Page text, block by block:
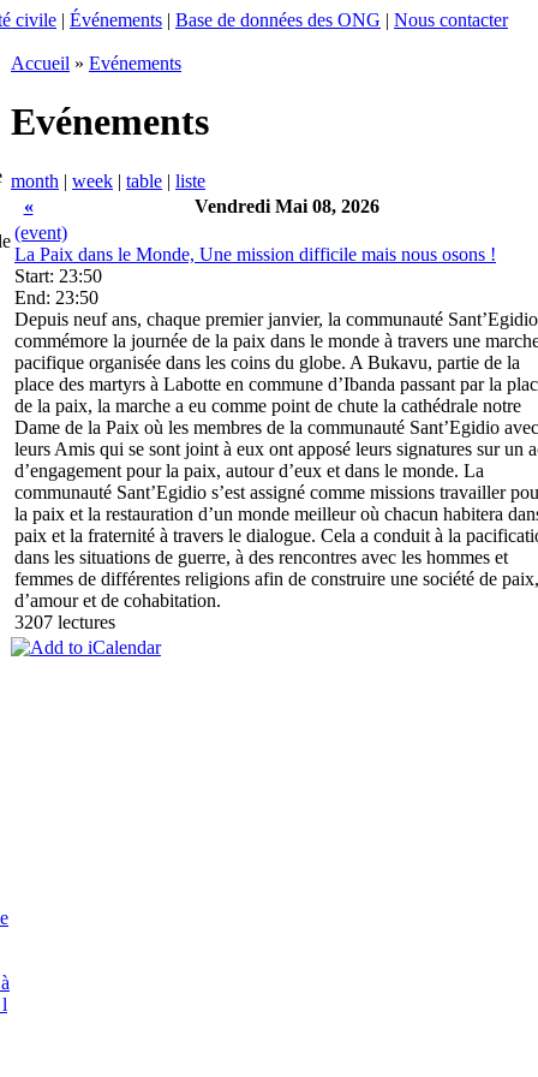
civile | Événements | Base de données des ONG | Nous contacter
l
Accueil » Evénements
Evénements
month | week | table | liste
«
Vendredi Mai 08, 2026
(event)
La Paix dans le Monde, Une mission difficile mais nous osons !
Start: 23:50
End: 23:50
Depuis neuf ans, chaque premier janvier, la communauté Sant’Egidio
commémore la journée de la paix dans le monde à travers une
pacifique organisée dans les coins du globe. A Bukavu, partie de la
place des martyrs à Labotte en commune d’Ibanda passant par la
de la paix, la marche a eu comme point de chute la cathédrale notre
Dame de la Paix où les membres de la communauté Sant’Egidio avec
leurs Amis qui se sont joint à eux ont apposé leurs signatures sur un
d’engagement pour la paix, autour d’eux et dans le monde. La
communauté Sant’Egidio s’est assigné comme missions travailler
la paix et la restauration d’un monde meilleur où chacun habitera
paix et la fraternité à travers le dialogue. Cela a conduit à la
dans les situations de guerre, à des rencontres avec les hommes et
femmes de différentes religions afin de construire une société de paix,
d’amour et de cohabitation.
3207 lectures